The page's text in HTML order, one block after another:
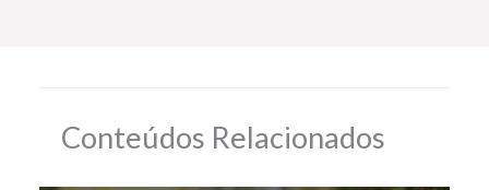
Conteúdos Relacionados